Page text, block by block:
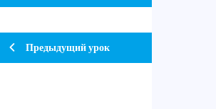
Предыдущий урок